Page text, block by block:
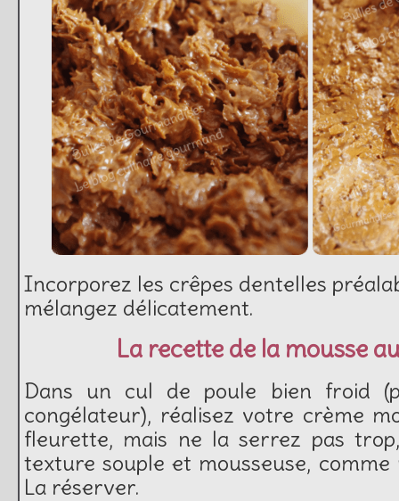
Incorporez les crêpes dentelles
mélangez délicatement.
La recette de la mousse
Dans un cul de poule bien froid
congélateur), réalisez votre crème
fleurette, mais ne la serrez pas
texture souple et mousseuse, comme
La réserver.